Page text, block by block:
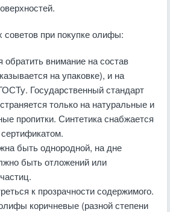
советов при покупке олифы:
обратить внимание на состав
на упаковке), и на
Государственный стандарт
только на натуральные и
пропитки. Синтетика снабжается
сертификатом.
быть однородной, на дне
быть отложений или
к прозрачности содержимого.
коричневые (разной степени